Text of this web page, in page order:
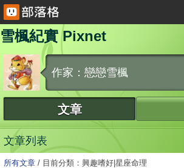
雪楓紀實 Pixnet
作家：戀戀雪楓
文章
文章列表
所有文章 / 目前分類：興趣嗜好|星座命理